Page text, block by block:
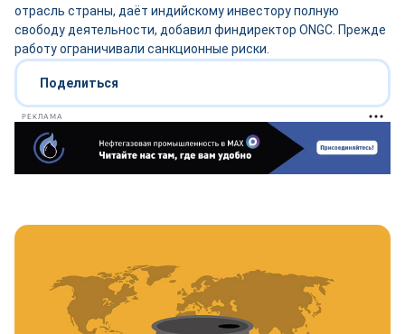
отрасль страны, даёт индийскому инвестору полную
свободу деятельности, добавил финдиректор ONGC. Прежде
работу ограничивали санкционные риски.
Поделиться
РЕКЛАМА